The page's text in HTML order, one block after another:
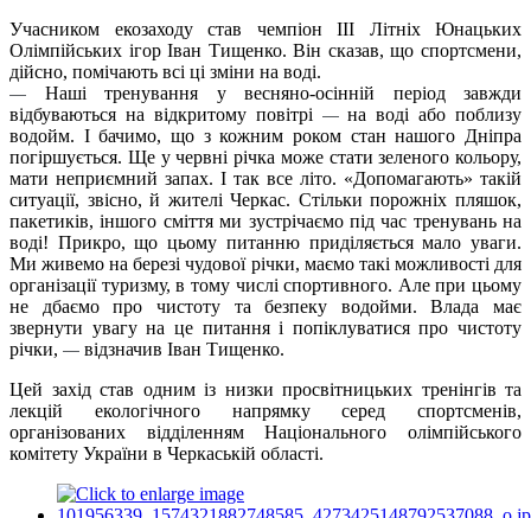
Учасником екозаходу став чемпіон ІІІ Літніх Юнацьких
Олімпійських ігор Іван Тищенко. Він сказав, що спортсмени,
дійсно, помічають всі ці зміни на воді.
— Наші тренування у весняно-осінній період завжди
відбуваються на відкритому повітрі —на воді або поблизу
водойм. І бачимо, що з кожним роком стан нашого Дніпра
погіршується. Ще у червні річка може стати зеленого кольору,
мати неприємний запах. І так все літо. «Допомагають» такій
ситуації, звісно, й жителі Черкас. Стільки порожніх пляшок,
пакетиків, іншого сміття ми зустрічаємо під час тренувань на
воді! Прикро, що цьому питанню приділяється мало уваги.
Ми живемо на березі чудової річки, маємо такі можливості для
організації туризму, в тому числі спортивного. Але при цьому
не дбаємо про чистоту та безпеку водойми. Влада має
звернути увагу на це питання і попіклуватися про чистоту
річки, — відзначив Іван Тищенко.
Цей захід став одним із низки просвітницьких тренінгів та
лекцій екологічного напрямку серед спортсменів,
організованих відділеннямНаціонального олімпійського
комітету України в Черкаській області.